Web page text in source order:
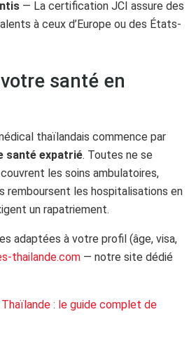
— La certification JCI assure des
à ceux d’Europe ou des États-
santé en
thaïlandais commence par
santé expatrié. Toutes ne se
les soins ambulatoires,
remboursent les hospitalisations en
un rapatriement.
adaptées à votre profil (âge, visa,
thailande.com — notre site dédié
Thaïlande : le guide complet de